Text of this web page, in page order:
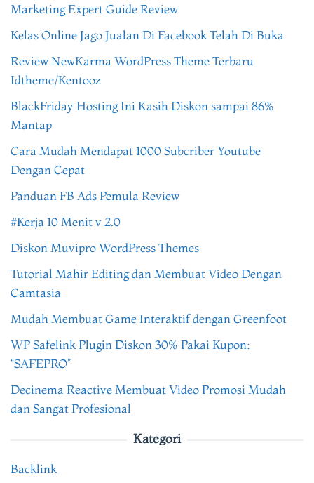
Marketing Expert Guide Review
Kelas Online Jago Jualan Di Facebook Telah Di Buka
Review NewKarma WordPress Theme Terbaru
Idtheme/Kentooz
BlackFriday Hosting Ini Kasih Diskon sampai 86%
Mantap
Cara Mudah Mendapat 1000 Subcriber Youtube
Dengan Cepat
Panduan FB Ads Pemula Review
#Kerja 10 Menit v 2.0
Diskon Muvipro WordPress Themes
Tutorial Mahir Editing dan Membuat Video Dengan
Camtasia
Mudah Membuat Game Interaktif dengan Greenfoot
WP Safelink Plugin Diskon 30% Pakai Kupon:
“SAFEPRO”
Decinema Reactive Membuat Video Promosi Mudah
dan Sangat Profesional
Kategori
Backlink